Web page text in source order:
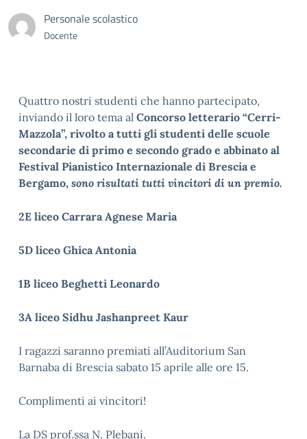
Personale scolastico
Docente
Quattro nostri studenti che hanno partecipato,
inviando il loro tema al Concorso letterario “Cerri-
Mazzola”, rivolto a tutti gli studenti delle scuole
secondarie di primo e secondo grado e abbinato al
Festival Pianistico Internazionale di Brescia e
Bergamo, sono risultati tutti vincitori di un premio.
2E liceo Carrara Agnese Maria
5D liceo Ghica Antonia
1B liceo Beghetti Leonardo
3A liceo Sidhu Jashanpreet Kaur
I ragazzi saranno premiati all’Auditorium San
Barnaba di Brescia sabato 15 aprile alle ore 15.
Complimenti ai vincitori!
La DS prof.ssa N. Plebani.